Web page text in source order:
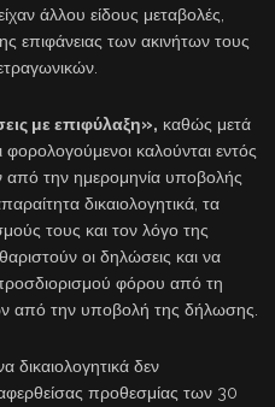
άλλου είδους μεταβολές,
επιφάνειας των ακινήτων τους
με επιφύλαξη», καθώς μετά
καλούνται εντός
από την ημερομηνία υποβολής
δικαιολογητικά, τα
τους και τον λόγο της
οι δηλώσεις και να
προσδιορισμού φόρου από τη
από την υποβολή της δήλωσης.
δεν
προθεσμίας των 30